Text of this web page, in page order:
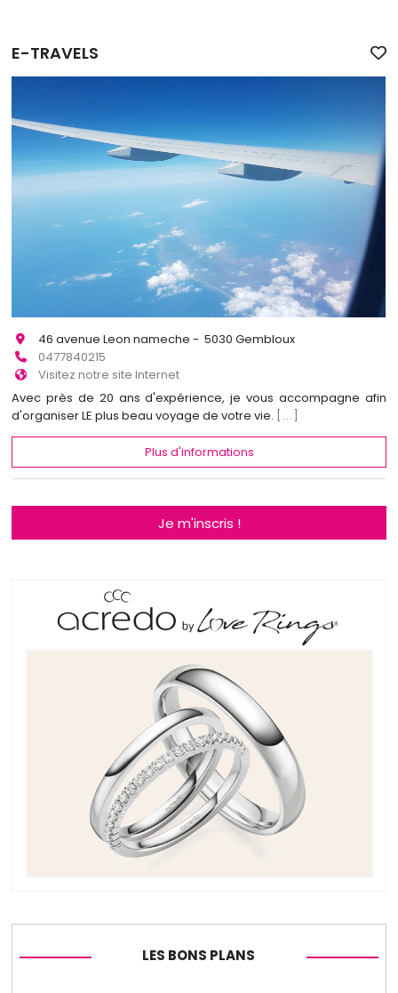
E-TRAVELS
46 avenue Leon nameche - 5030 Gembloux
0477840215
Visitez notre site Internet
Avec près de 20 ans d'expérience, je vous accompagne afin
d'organiser LE plus beau voyage de votre vie.
[...]
Plus d'informations
Je m'inscris !
LES BONS PLANS